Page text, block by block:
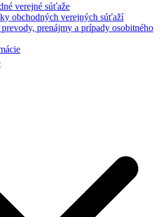
verejné súťaže
obchodných verejných súťaží
prevody, prenájmy a prípady osobitného